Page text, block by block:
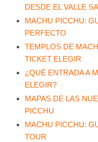
DESDE EL VALLE
MACHU PICCHU:
PERFECTO
TEMPLOS DE
TICKET ELEGIR
¿QUÉ ENTRADA A
ELEGIR?
MAPAS DE LAS
PICCHU
MACHU PICCHU:
TOUR